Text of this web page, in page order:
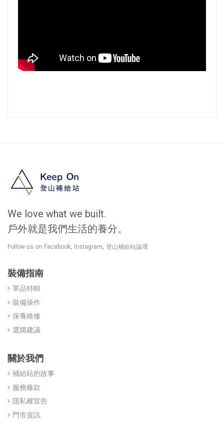
We love what we built.
戶外就是我們生活的養分。
Follow us on Facebook, Instagram, 登山補給站論壇
裝備指南
單品特輯
裝備操作
保養維修
選購建議
關於我們
補給站的故事
服務條款
隱私權宣告
門市資訊